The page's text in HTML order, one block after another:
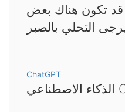
قد تكون هناك بعض
ChatGPT